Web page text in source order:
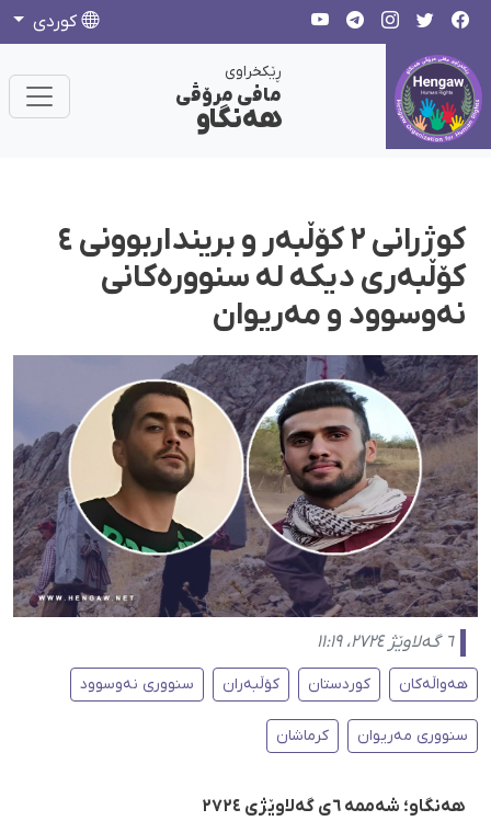
كوردی
ڕێکخراوی
مافی مرۆڤی
هەنگاو
کوژرانی ٢ کۆڵبەر و برینداربوونی ٤
کۆڵبەری دیکە لە سنوورەکانی
نەوسوود و مەریوان
٦ گەلاوێژ ٢٧٢٤، ١١:١٩
هەواڵەکان کوردستان كۆڵبەران سنووری نەوسوود
سنووری مەریوان کرماشان
هەنگاو؛ شەممە ٦ی گەلاوێژی ٢٧٢٤